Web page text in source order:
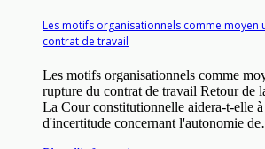
Les motifs organisationnels comme moyen
contrat de travail
Les motifs organisationnels comme
rupture du contrat de travail Retour de
La Cour constitutionnelle aidera-t-elle
d'incertitude concernant l'autonomie